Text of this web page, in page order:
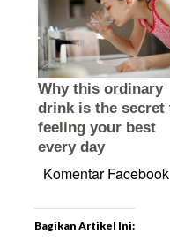
Komentar Facebook
Bagikan Artikel Ini: